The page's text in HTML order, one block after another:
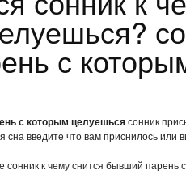
с
с которым целуешьсясонник
введите что вам приснилось или
сонник к чему снится бывший